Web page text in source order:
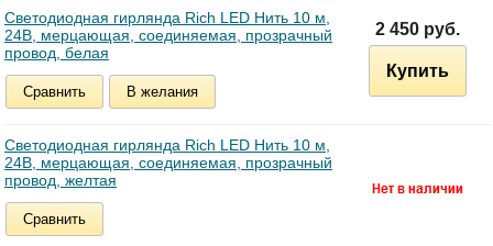
Светодиодная гирлянда Rich LED Нить 10 м,
24В, мерцающая, соединяемая, прозрачный
провод, белая
Сравнить В желания
2 450 руб.
Купить
Светодиодная гирлянда Rich LED Нить 10 м,
24В, мерцающая, соединяемая, прозрачный
провод, желтая
Сравнить